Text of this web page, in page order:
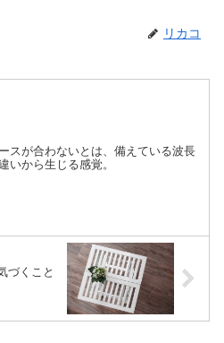
リカコ
スが合わないとは、備えている波長
いから生じる感覚。
づくこと